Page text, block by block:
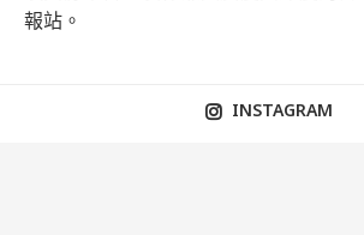
報站。
INSTAGRAM